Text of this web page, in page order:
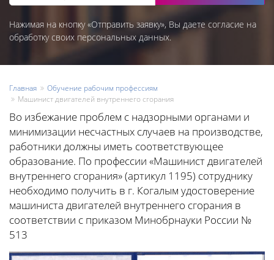
Нажимая на кнопку «Отправить заявку», Вы даете согласие на
обработку своих персональных данных.
Главная
Обучение рабочим профессиям
Машинист двигателей внутреннего сгорания
Во избежание проблем с надзорными органами и
минимизации несчастных случаев на производстве,
работники должны иметь соответствующее
образование. По профессии «Машинист двигателей
внутреннего сгорания» (артикул 1195) сотруднику
необходимо получить в г. Когалым удостоверение
машиниста двигателей внутреннего сгорания в
соответствии с приказом Минобрнауки России №
513